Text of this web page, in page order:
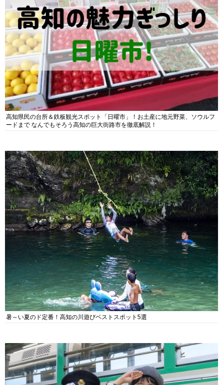
高知県民の台所＆鉄板観光スポット「日曜市」！お土産に地元野菜、ソウルフ
ードまで なんでもそろう高知の巨大街路市を徹底解説！
暑～い夏のド定番！高知の川遊びベストスポット5選